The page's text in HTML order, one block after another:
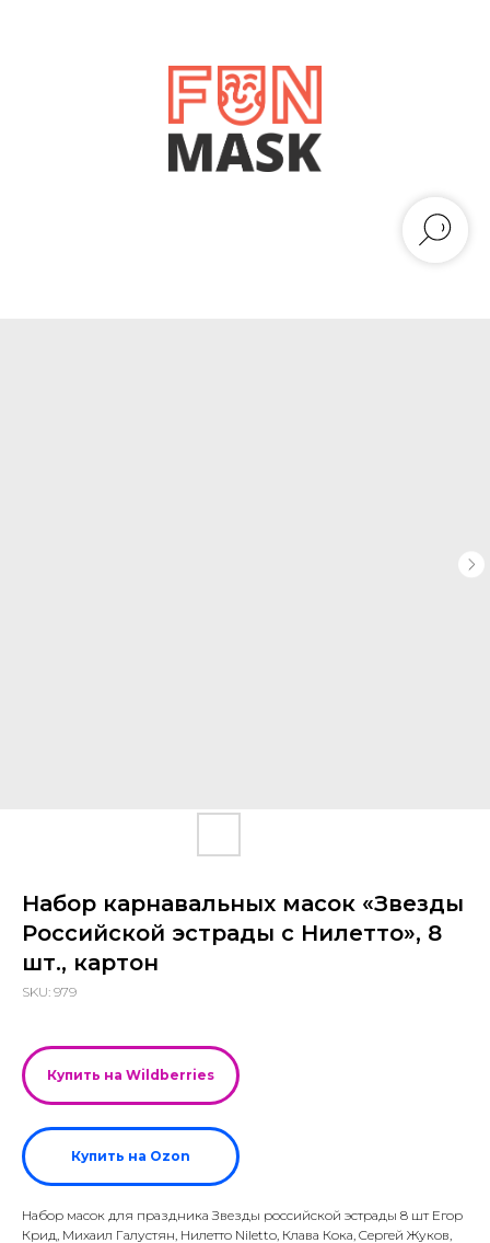
Набор карнавальных масок «Звезды
Российской эстрады с Нилетто», 8
шт., картон
SKU: 979
Купить на Wildberries
Купить на Ozon
Набор масок для праздника Звезды российской эстрады 8 шт Егор
Крид, Михаил Галустян, Нилетто Niletto, Клава Кока, Cергей Жуков,